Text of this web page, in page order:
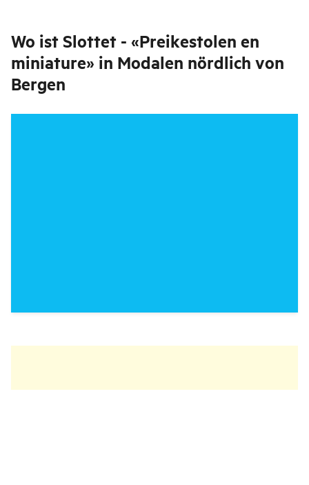
Wo ist Slottet - «Preikestolen en
miniature» in Modalen nördlich von
Bergen